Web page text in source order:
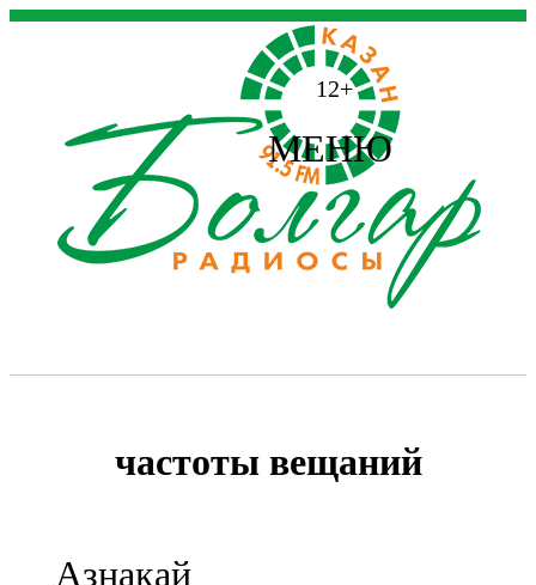
12+
МЕНЮ
частоты вещаний
Азнакай